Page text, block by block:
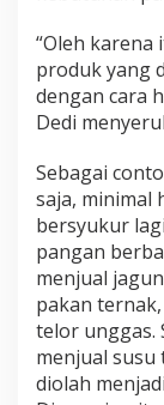
“Oleh
produk yang
dengan cara
Dedi
Sebagai
saja, minimal
bersyukur
pangan
menjual
pakan
telor unggas.
menjual
diolah